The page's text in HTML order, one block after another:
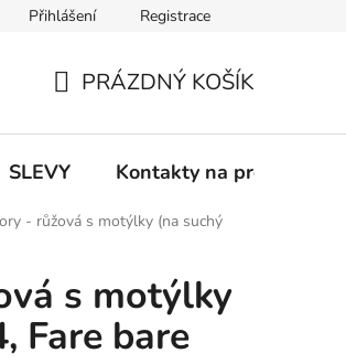
k on-line platbám Odstoupení od
Přihlášení Registrace
KOŠÍK
PRÁZDNÝ KOŠÍK
SLEVY Kontakty na prodejny
- růžová s motýlky (na suchý
s motýlky
Fare bare